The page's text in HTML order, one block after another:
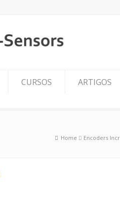
CURSOS ARTIGOS
Home Encoders